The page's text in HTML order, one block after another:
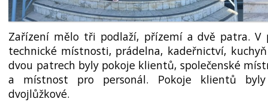
Zařízení mělo tři podlaží, přízemí a dvě patra. V
technické místnosti, prádelna, kadeřnictví,
dvou patrech byly pokoje klientů, společenské
a místnost pro personál. Pokoje klientů byly
dvojlůžkové.